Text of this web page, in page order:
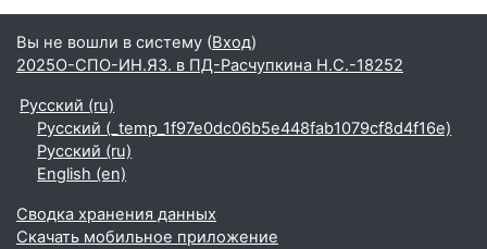
Вы не вошли в систему (Вход)
2025О-СПО-ИН.ЯЗ. в ПД-Расчупкина Н.С.-18252
Русский ‎(ru)‎
Русский ‎(_temp_1f97e0dc06b5e448fab1079cf8d4f16e)‎
Русский ‎(ru)‎
English ‎(en)‎
Сводка хранения данных
Скачать мобильное приложение